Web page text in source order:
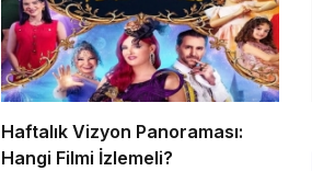
Haftalık Vizyon Panoraması:
Hangi Filmi İzlemeli?